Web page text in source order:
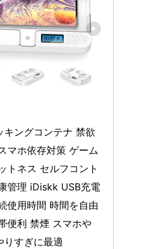
キングコンテナ 禁欲
マホ依存対策 ゲーム
トネス セルフコント
管理 iDiskk USB充電
使用時間 時間を自由
便利 禁煙 スマホや
りすぎに最適